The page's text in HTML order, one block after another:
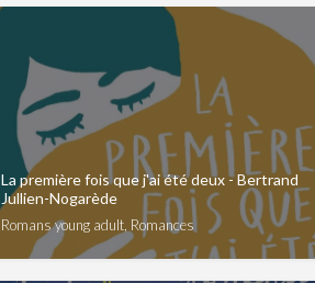
La première fois que j'ai été deux - Bertrand
Jullien-Nogarède
Romans young adult, Romances